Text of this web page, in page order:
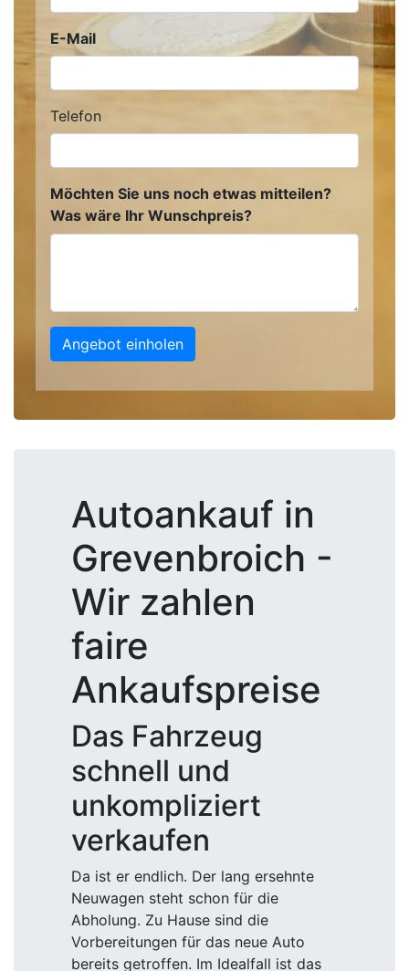
E-Mail
Telefon
Möchten Sie uns noch etwas mitteilen?
Was wäre Ihr Wunschpreis?
Angebot einholen
Autoankauf in
Grevenbroich -
Wir zahlen
faire
Ankaufspreise
Das Fahrzeug
schnell und
unkompliziert
verkaufen
Da ist er endlich. Der lang ersehnte
Neuwagen steht schon für die
Abholung. Zu Hause sind die
Vorbereitungen für das neue Auto
bereits getroffen. Im Idealfall ist das